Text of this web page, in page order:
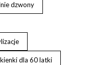
dzwony
dla 60 latki